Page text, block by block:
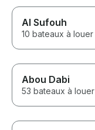
Al Sufouh
10 bateaux à louer
Abou Dabi
53 bateaux à louer